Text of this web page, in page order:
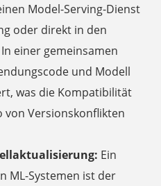
Model-Serving-Dienst
oder direkt in den
einer gemeinsamen
und Modell
was die Kompatibilität
von Versionskonflikten
Ein
ML-Systemen ist der